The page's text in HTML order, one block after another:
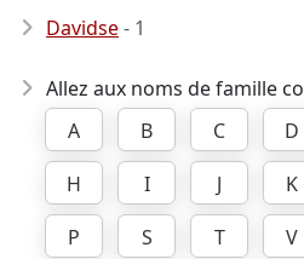
Davidse- 1
Allez aux noms de famille
A
B C D
H
I J K
P
S T V